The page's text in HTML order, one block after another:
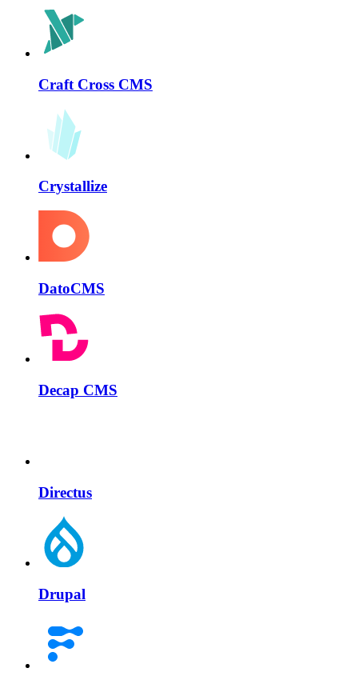
Craft Cross CMS
Crystallize
DatoCMS
Decap CMS
Directus
Drupal